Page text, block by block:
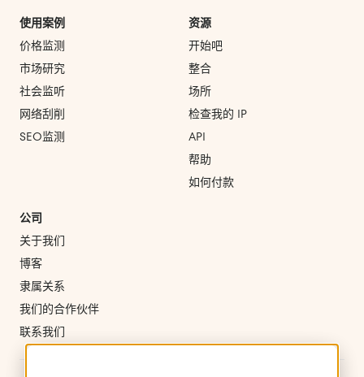
使用案例
价格监测
市场研究
社会监听
网络刮削
SEO监测
资源
开始吧
整合
场所
检查我的 IP
API
帮助
如何付款
公司
关于我们
博客
隶属关系
我们的合作伙伴
联系我们